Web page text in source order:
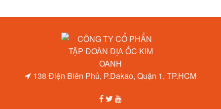
138 Điện Biên Phủ, P.Dakao, Quận 1, TP.HCM